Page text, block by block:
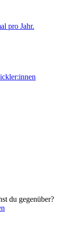
pro Jahr.
du gegenüber?